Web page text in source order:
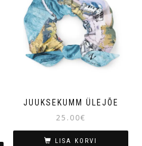
JUUKSEKUMM ÜLEJÕE
25.00€
LISA KORVI